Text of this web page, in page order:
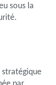
sous la
stratégique
par